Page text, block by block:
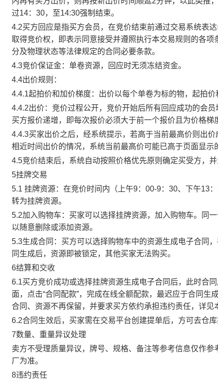
过14：30，至14:30强制结束。
4.2买方回应是指买方会员，在竞价结束前通过交易系统表
取得竞价权，即表示同意接受并遵照执行本交易规则的各
分及物理状态等法律规定的合同必要条款。
4.3竞价保证金：单卷资源，回应时无须冻结资金。
4.4出价规则：
4.4.1起拍价和加价梯度：出价以每个单卷为标的物，起拍
4.4.2出价：竞价过程公开，竞价开始后所有回应成功的会
买方报价递增，即每次报价必须大于前一个报价且为价格
4.4.3买家出价之后，经系统提示，若高于当前最高价则出
相近时间出价的情况，系统当前最高价可能已高于页面显示
4.5竞价结束后，系统自动按照价格优先原则确定买受方，
5挂牌交易
5.1 挂牌资源：在竞价时间内（上午9：00-9：30、下午13
转为挂牌资源。
5.2加入购物车：买家可以选择挂牌资源，加入购物车。同
以随意删除或添加资源。
5.3生成合同：买方可以选择购物车中的资源生成电子合同
同生成后，资源即被锁定，其他买家无法购买。
6结算和交收
6.1买方竞价成功或选择挂牌资源生成电子合同后，此时合
面，点击“合同配款”，完成在线全额配款，最迟应于合同
合同、资源不再保留，并要求买方依约承担违约责任，详见
6.2合同生效后，买家需在交易平台创建提单后，方可去仓
7数量、重量异议处理
卖方不受理质量异议，牌号、规格、备注等参考信息仅作
厂为准。
8违约责任